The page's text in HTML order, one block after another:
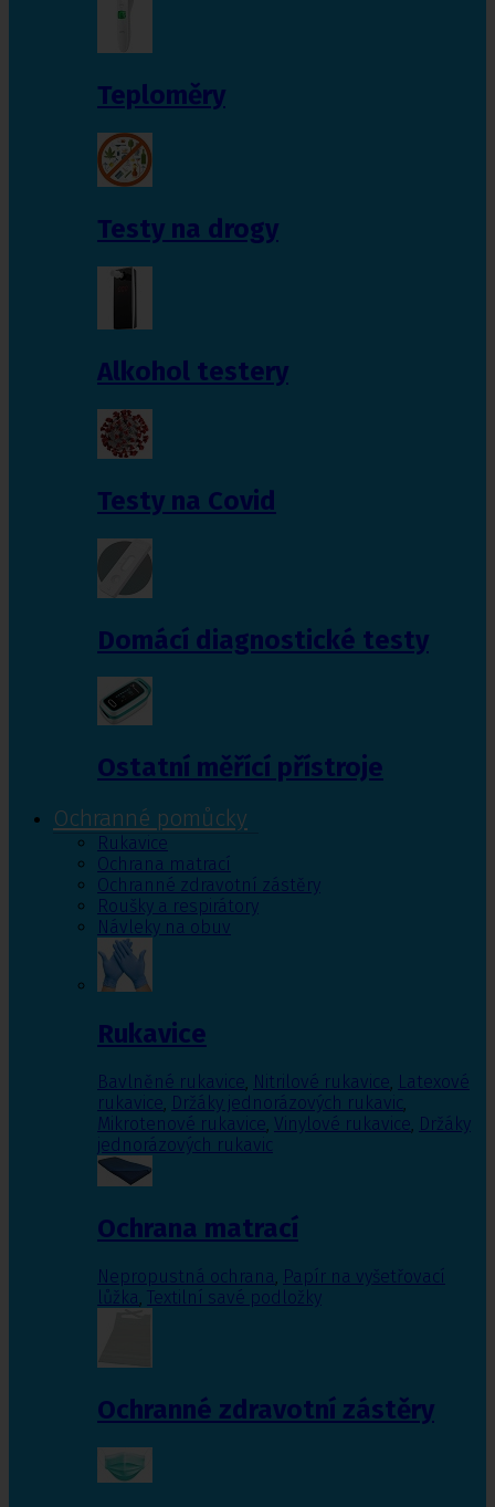
Teploměry
Testy na drogy
Alkohol testery
Testy na Covid
Domácí diagnostické testy
Ostatní měřící přístroje
Ochranné pomůcky
Rukavice
Ochrana matrací
Ochranné zdravotní zástěry
Roušky a respirátory
Návleky na obuv
Rukavice
Bavlněné rukavice, Nitrilové rukavice, Latexové
rukavice, Držáky jednorázových rukavic,
Mikrotenové rukavice, Vinylové rukavice, Držáky
jednorázových rukavic
Ochrana matrací
Nepropustná ochrana, Papír na vyšetřovací
lůžka, Textilní savé podložky
Ochranné zdravotní zástěry